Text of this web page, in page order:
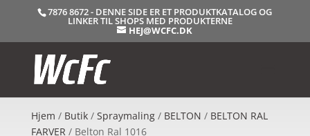
7876 8672 - DENNE SIDE ER ET PRODUKTKATALOG OG
LINKER TIL SHOPS MED PRODUKTERNE
HEJ@WCFC.DK
Hjem / Butik/ Spraymaling/ BELTON / BELTON RAL
FARVER/ Belton Ral 1016